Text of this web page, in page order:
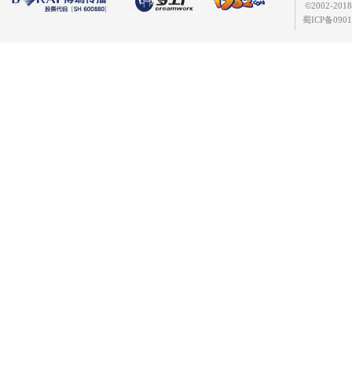
©2002-
蜀ICP备